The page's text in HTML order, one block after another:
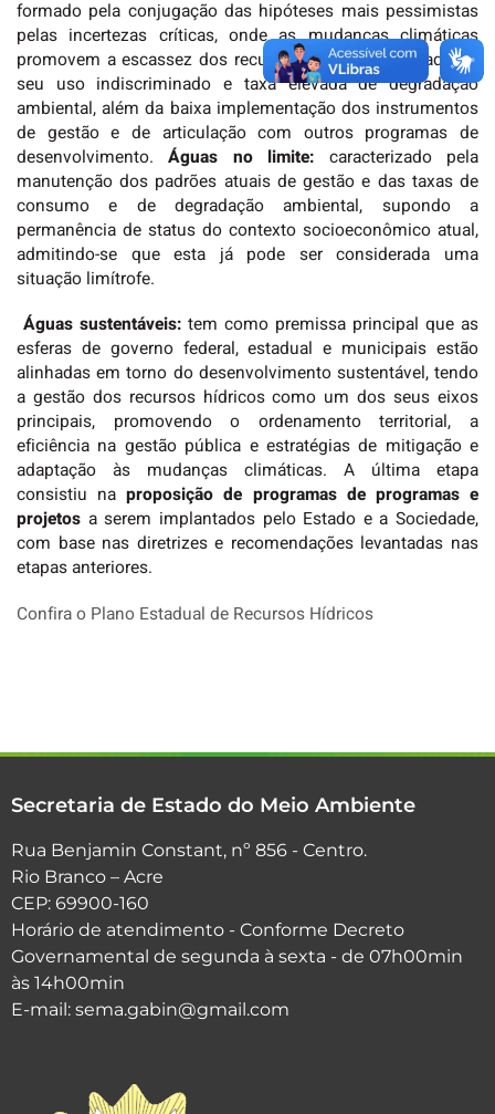
formado pela conjugação das hipóteses mais pessimistas
pelas incertezas críticas, onde as mudanças climáticas
promovem a escassez dos recursos hídricos associado ao
seu uso indiscriminado e taxa elevada de degradação
ambiental, além da baixa implementação dos instrumentos
de gestão e de articulação com outros programas de
desenvolvimento.Águas no limite: caracterizado pela
manutenção dos padrões atuais de gestão e das taxas de
consumo e de degradação ambiental, supondo a
permanência de status do contexto socioeconômico atual,
admitindo-se que esta já pode ser considerada uma
situação limítrofe.
Águas sustentáveis: tem como premissa principal que as
esferas de governo federal, estadual e municipais estão
alinhadas em torno do desenvolvimento sustentável, tendo
a gestão dos recursos hídricos como um dos seus eixos
principais, promovendo o ordenamento territorial, a
eficiência na gestão pública e estratégias de mitigação e
adaptação às mudanças climáticas. A última etapa
consistiu naproposição de programas de programas e
projetos a serem implantados pelo Estado e a Sociedade,
com base nas diretrizes e recomendações levantadas nas
etapas anteriores.
Confira o Plano Estadual de Recursos Hídricos
Secretaria de Estado do Meio Ambiente
Rua Benjamin Constant, nº 856 - Centro.
Rio Branco – Acre
CEP: 69900-160
Horário de atendimento - Conforme Decreto
Governamental de segunda à sexta - de 07h00min
às 14h00min
E-mail: sema.gabin@gmail.com